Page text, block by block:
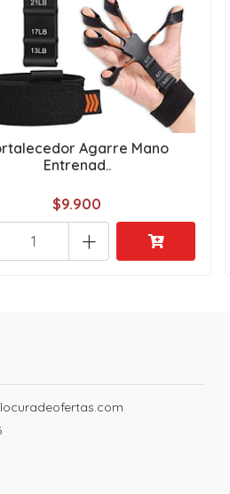
Agarre Mano
Entrenad..
$9.900
+